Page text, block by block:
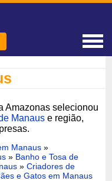
Amazonas selecionou
Manaus e região,
Manaus »
» Banho e Tosa de
»Criadores de
e Gatos em Manaus